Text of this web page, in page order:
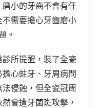
小的牙齒不會有任
需要擔心牙齒磨小
。
所提醒，裝了全瓷
心蛀牙、牙周病問
侵蝕，但全瓷冠周
會遭牙菌斑攻擊，